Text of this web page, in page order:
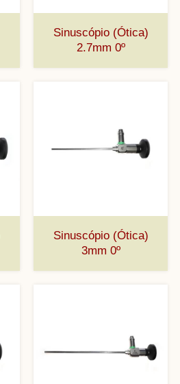
Sinuscópio (Ótica)
2.7mm 0º
Sinuscópio (Ótica)
3mm 0º